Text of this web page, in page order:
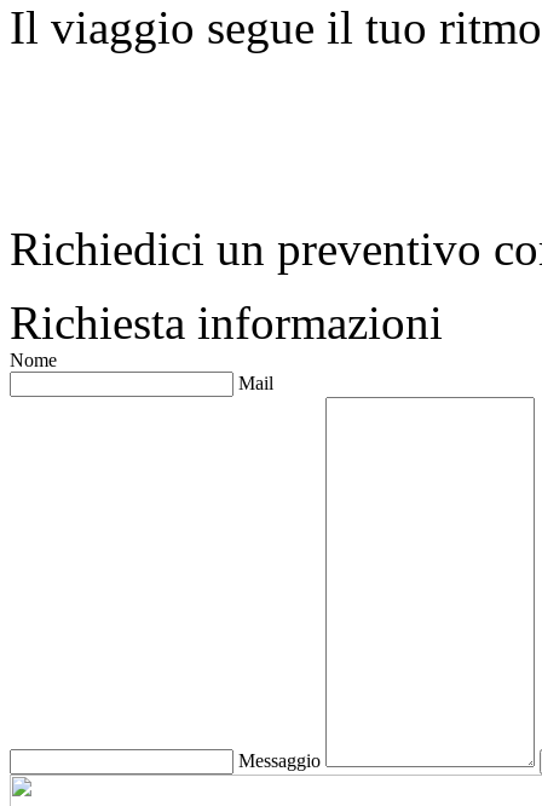
Il viaggio segue il tuo
Richiedici un preventivo
Richiesta informazioni
Nome
Mail
Messaggio